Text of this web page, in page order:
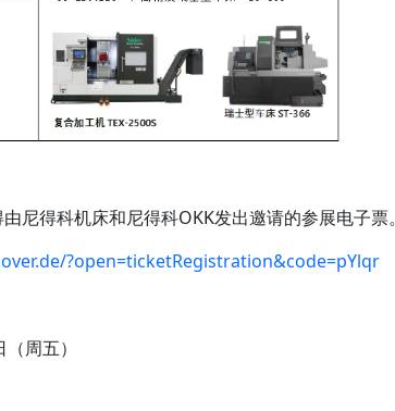
得科机床和尼得科OKK发出邀请的参展电子票。
?open=ticketRegistration&code=pYlqr
周五）